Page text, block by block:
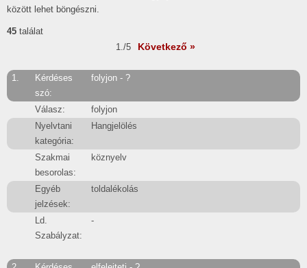
között lehet böngészni.
45 találat
1./5
Következő »
1.
Kérdéses
szó:
folyjon - ?
Válasz:
folyjon
Nyelvtani
kategória:
Hangjelölés
Szakmai
besorolas:
köznyelv
Egyéb
jelzések:
toldalékolás
Ld.
Szabályzat:
-